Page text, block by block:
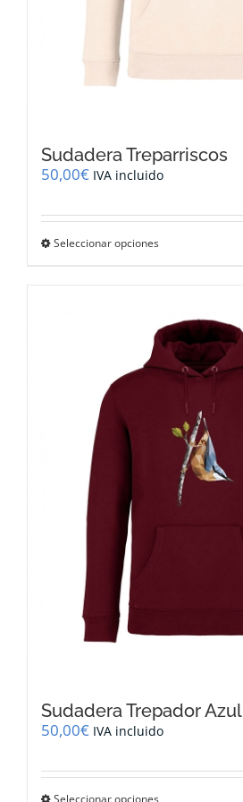
Sudadera Treparriscos
50,00€ IVA incluido
Seleccionar opciones
variantes.
Las
opciones
se
elegir
en
página
producto
Sudadera Trepador Azul
50,00€ IVA incluido